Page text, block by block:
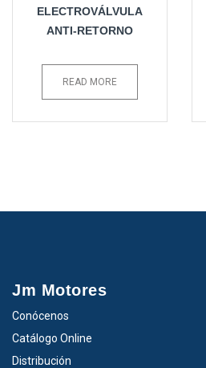
ELECTROVÁLVULA
ANTI-RETORNO
READ MORE
Jm Motores
Conócenos
Catálogo Online
Distribución